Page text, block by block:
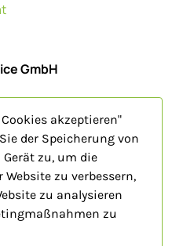
GmbH
akzeptieren"
der Speicherung von
zu, um die
zu verbessern,
zu analysieren
zu